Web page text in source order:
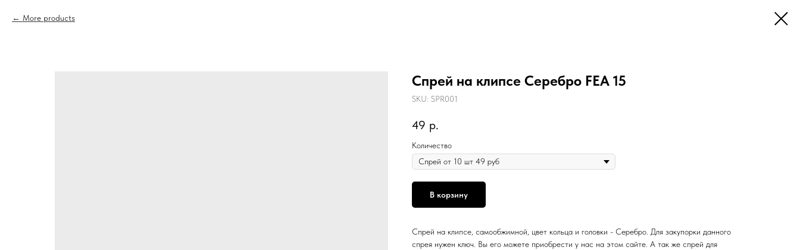
More products
Спрей на клипсе Серебро FEA 15
SKU: SPR001
49 р.
Количество
В корзину
Спрей на клипсе, самообжимной, цвет кольца и головки - Серебро. Для закупорки данного
спрея нужен ключ. Вы его можете приобрести у нас на этом сайте. А так же спрей для